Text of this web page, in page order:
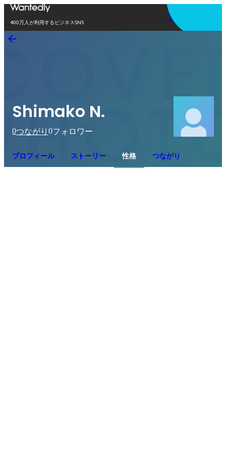
400万人が利用するビジネスSNS
アプリを使う
Shimako N.
0つながり 0フォロワー
プロフィール ストーリー 性格 つながり